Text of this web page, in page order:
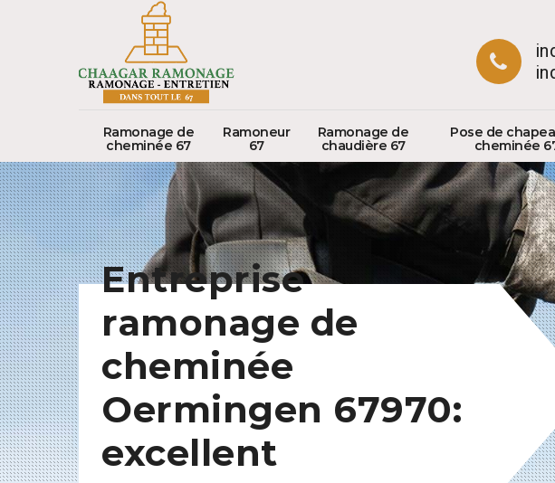
Ramonage de
cheminée 67
Ramoneur
67
Ramonage de
chaudière 67
Pose de
cheminée
Entreprise
ramonage de
cheminée
Oermingen 67970:
excellent